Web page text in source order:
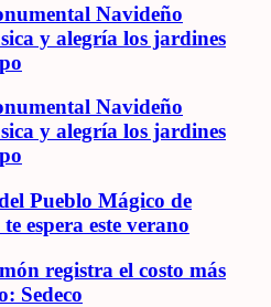
Navideño
y alegría los jardines
Navideño
y alegría los jardines
Pueblo Mágico de
espera este verano
registra el costo más
Sedeco